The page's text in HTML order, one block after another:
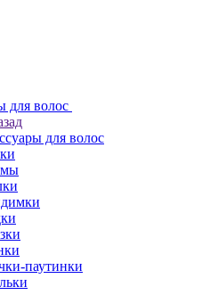
для волос
для волос
паутинки